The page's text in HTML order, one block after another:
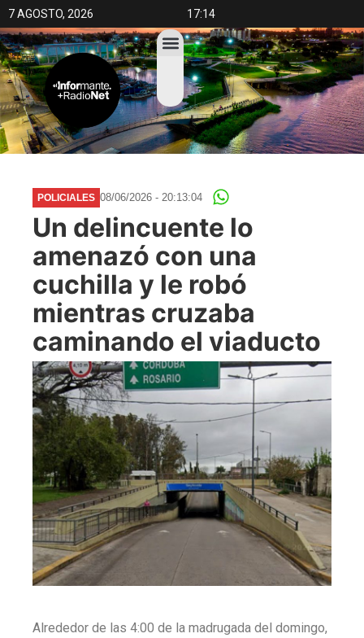
7 AGOSTO, 2026 17:14
POLICIALES 08/06/2026 - 20:13:04
Un delincuente lo
amenazó con una
cuchilla y le robó
mientras cruzaba
caminando el viaducto
Alrededor de las 4:00 de la madrugada del domingo,